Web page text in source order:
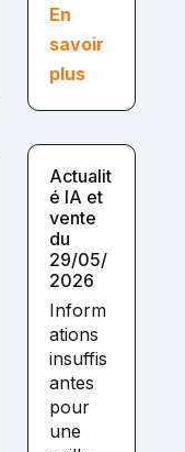
En
savoir
plus
Actualit
é IA et
vente
du
29/05/
2026
Inform
ations
insuffis
antes
pour
une